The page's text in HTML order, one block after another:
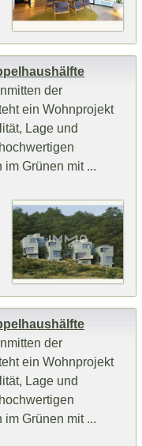
der
ein Wohnprojekt
Lage und
Grünen mit ...
der
ein Wohnprojekt
Lage und
Grünen mit ...